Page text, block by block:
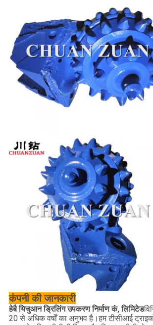
कंपनी की जानकारी
हेबै यिचुआन ड्रिलिंग उपकरण निर्माण कं, लिमिटेड
20 से अधिक वर्षों का अनुभव है।हम टीसीआई